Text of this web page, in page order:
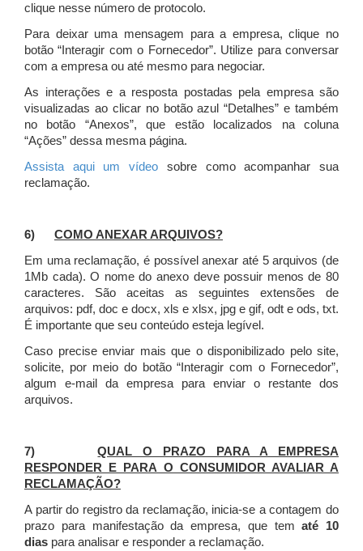
clique nesse número de protocolo.
Para deixar uma mensagem para a empresa, clique no
botão “Interagir com o Fornecedor”. Utilize para conversar
com a empresa ou até mesmo para negociar.
As interações e a resposta postadas pela empresa são
visualizadas ao clicar no botão azul “Detalhes” e também
no botão “Anexos”, que estão localizados na coluna
“Ações” dessa mesma página.
Assista aqui um vídeo sobre como acompanhar sua
reclamação.
6) COMO ANEXAR ARQUIVOS?
Em uma reclamação, é possível anexar até 5 arquivos (de
1Mb cada). O nome do anexo deve possuir menos de 80
caracteres. São aceitas as seguintes extensões de
arquivos: pdf, doc e docx, xls e xlsx, jpg e gif, odt e ods, txt.
É importante que seu conteúdo esteja legível.
Caso precise enviar mais que o disponibilizado pelo site,
solicite, por meio do botão “Interagir com o Fornecedor”,
algum e-mail da empresa para enviar o restante dos
arquivos.
7)QUAL O PRAZO PARA A EMPRESA
RESPONDER E PARA O CONSUMIDOR AVALIAR A
RECLAMAÇÃO?
A partir do registro da reclamação, inicia-se a contagem do
prazo para manifestação da empresa, que tematé 10
dias para analisar e responder a reclamação.